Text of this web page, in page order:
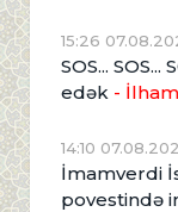
15:26
SOS...
edək -
14:10
İmamverdi
povestində